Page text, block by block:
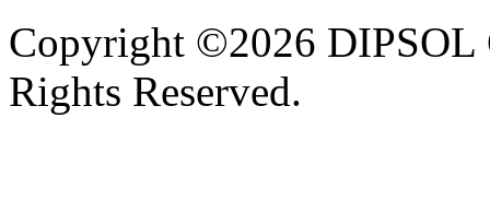
Copyright ©2026
Rights Reserved.